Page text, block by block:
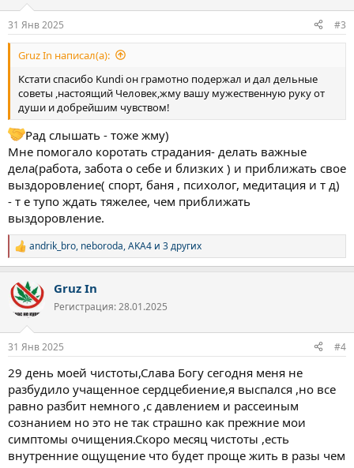
31 Янв 2025 #3
Gruz In написал(а):
Кстати спасибо Kundi он грамотно подержал и дал дельные
советы ,настоящий Человек,жму вашу мужественную руку от
души и добрейшим чувством!
Рад слышать - тоже жму)
Мне помогало коротать страдания- делать важные
дела(работа, забота о себе и близких ) и приближать свое
выздоровление( спорт, баня , психолог, медитация и т д)
- т е тупо ждать тяжелее, чем приближать
выздоровление.
Р
е
к
ц
и
andrik_bro, neboroda,AKA4 и 3 других
Gruz In
Регистрация: 28.01.2025
31 Янв 2025 #4
29 день моей чистоты,Слава Богу сегодня меня не
разбудило учащенное сердцебиение,я выспался ,но все
равно разбит немного ,с давлением и рассеиным
сознанием но это не так страшно как прежние мои
симптомы очищения.Скоро месяц чистоты ,есть
внутренние ощущение что будет проще жить в разы чем